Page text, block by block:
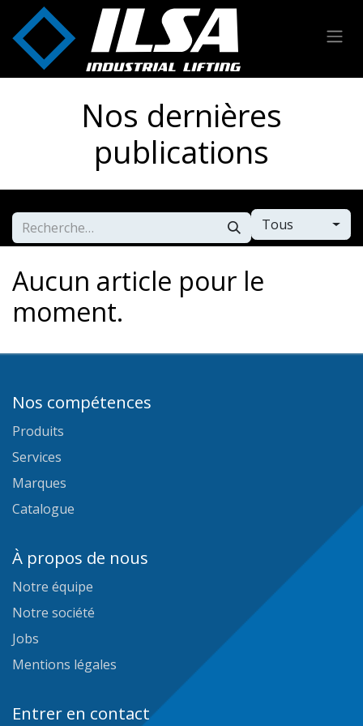
Se rendre au contenu
Nos dernières
publications
Tous
Aucun article pour le
moment.
Nos compétences
Produits
Services
Marques
Catalogue
À propos de nous
Notre équipe
Notre société
Jobs
Mentions légales
Entrer en contact